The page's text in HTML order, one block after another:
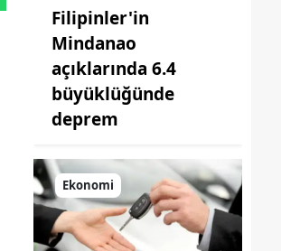
Filipinler'in
Mindanao
açıklarında 6.4
büyüklüğünde
deprem
Ekonomi